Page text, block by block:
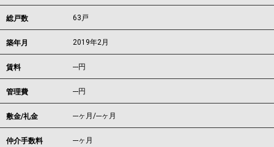
総戸数 63戸
築年月 2019年2月
賃料 ---円
管理費 ---円
敷金/礼金 ---ヶ月/---ヶ月
仲介手数料 ---ヶ月